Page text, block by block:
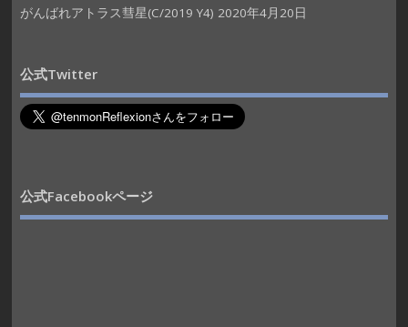
がんばれアトラス彗星(C/2019 Y4) 2020年4月20日
公式Twitter
公式Facebookページ